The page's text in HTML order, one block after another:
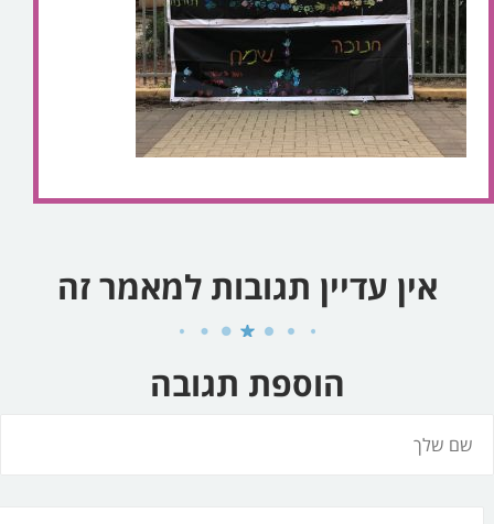
אין עדיין תגובות למאמר זה
הוספת תגובה